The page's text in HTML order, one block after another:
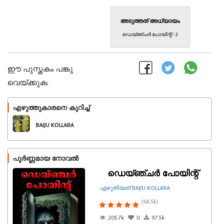
അടുത്തത് അധ്യായം
ഡെയ്ഞ്ചർ പോയിന്റ് - 2
ഈ പുസ്തകം പങ്കു
വെയ്ക്കുക:
എഴുത്തുകാരനെ കുറിച്ച്
BAIJU KOLLARA
പൂർണ്ണമായ നോവൽ
ഡെയ്ഞ്ചർ പോയിന്റ്
എഴുതിയത് BAIJU KOLLARA
(68.5k)
205.7k
0 97.5k